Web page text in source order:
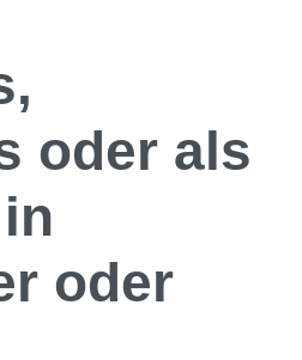
oder als
oder